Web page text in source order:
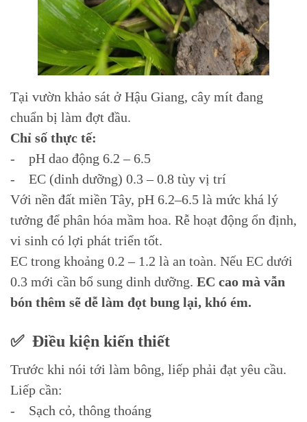
Tại vườn khảo sát ở Hậu Giang, cây mít đang
chuẩn bị làm đợt đầu.
Chỉ số thực tế:
- pH dao động 6.2 – 6.5
- EC (dinh dưỡng) 0.3 – 0.8 tùy vị trí
Với nền đất miền Tây, pH 6.2–6.5 là mức khá lý
tưởng để phân hóa mầm hoa. Rễ hoạt động ổn định,
vi sinh có lợi phát triển tốt.
EC trong khoảng 0.2 – 1.2 là an toàn. Nếu EC dưới
0.3 mới cần bổ sung dinh dưỡng. EC cao mà vẫn
bón thêm sẽ dễ làm đọt bung lại, khó ém.
✅ Điều kiện kiến thiết
Trước khi nói tới làm bông, liếp phải đạt yêu cầu.
Liếp cần:
- Sạch cỏ, thông thoáng